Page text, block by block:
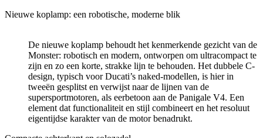
Nieuwe koplamp: een robotische, moderne blik
De nieuwe koplamp behoudt het kenmerkende gezicht van de
Monster: robotisch en modern, ontworpen om ultracompact te
zijn en zo een korte, strakke lijn te behouden. Het dubbele C-
design, typisch voor Ducati’s naked-modellen, is hier in
tweeën gesplitst en verwijst naar de lijnen van de
supersportmotoren, als eerbetoon aan de Panigale V4. Een
element dat functionaliteit en stijl combineert en het resoluut
eigentijdse karakter van de motor benadrukt.